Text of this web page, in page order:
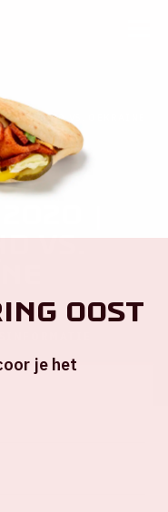
VS. OEKRAÏNE
VS.
Oost
je het